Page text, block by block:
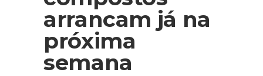
arrancam já na
próxima
semana